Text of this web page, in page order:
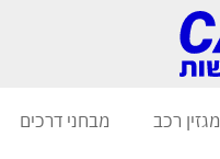
מגזין רכב מבחני דרכים